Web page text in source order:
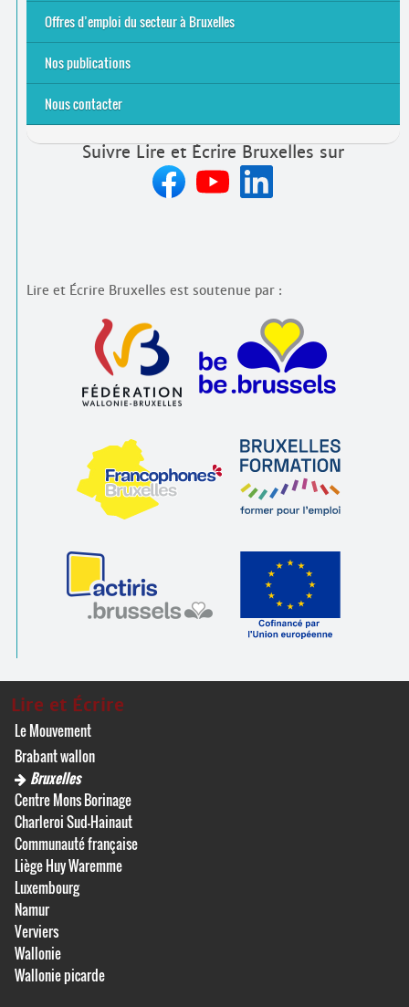
2021
2024
2025
Offres d’emploi du secteur à Bruxelles
Emplois rémunérés
Bénévolat
Candidature spontanée à Lire et Écrire Bruxelles
Nos publications
Nous contacter
Suivre Lire et Écrire Bruxelles sur
Lire et Écrire Bruxelles est soutenue par :
Lire et Écrire
Le Mouvement
Brabant wallon
Bruxelles
Centre Mons Borinage
Charleroi Sud-Hainaut
Communauté française
Liège Huy Waremme
Luxembourg
Namur
Verviers
Wallonie
Wallonie picarde